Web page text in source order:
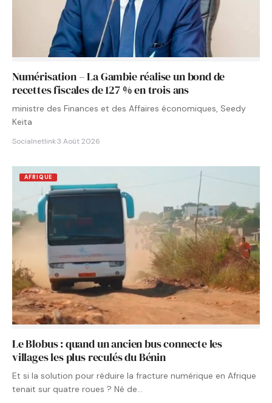
Numérisation – La Gambie réalise un bond de
recettes fiscales de 127 % en trois ans
ministre des Finances et des Affaires économiques, Seedy
Keita
Socialnetlink·3 Août 2026
AFRIQUE
Le Blobus : quand un ancien bus connecte les
villages les plus reculés du Bénin
Et si la solution pour réduire la fracture numérique en Afrique
tenait sur quatre roues ? Né de…